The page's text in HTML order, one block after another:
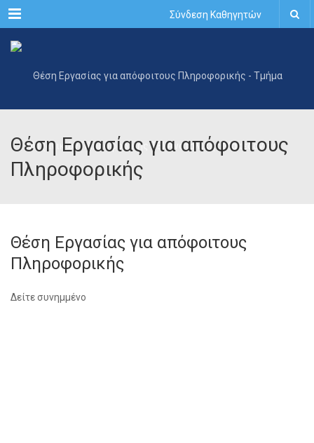
Menu Σύνδεση Καθηγητών
Θέση Εργασίας για απόφοιτους
Πληροφορικής
Θέση Εργασίας για απόφοιτους
Πληροφορικής
Δείτε συνημμένο